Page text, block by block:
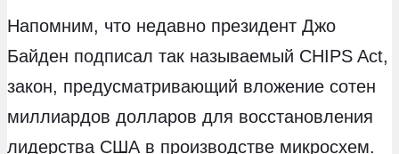
Напомним, что недавно президент Джо
Байден подписал так называемый CHIPS Act,
закон, предусматривающий вложение сотен
миллиардов долларов для восстановления
лидерства США в производстве микросхем.